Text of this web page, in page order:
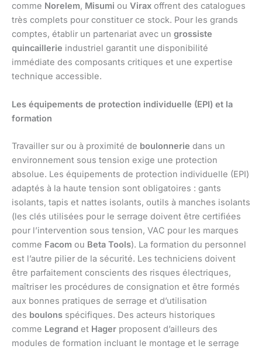
comme Norelem, Misumi ou Virax offrent des catalogues
très complets pour constituer ce stock. Pour les grands
comptes, établir un partenariat avec un grossiste
quincaillerie industriel garantit une disponibilité
immédiate des composants critiques et une expertise
technique accessible.
Les équipements de protection individuelle (EPI) et la
formation
Travailler sur ou à proximité de boulonnerie dans un
environnement sous tension exige une protection
absolue. Les équipements de protection individuelle (EPI)
adaptés à la haute tension sont obligatoires : gants
isolants, tapis et nattes isolants, outils à manches isolants
(les clés utilisées pour le serrage doivent être certifiées
pour l’intervention sous tension, VAC pour les marques
comme Facom ou Beta Tools). La formation du personnel
est l’autre pilier de la sécurité. Les techniciens doivent
être parfaitement conscients des risques électriques,
maîtriser les procédures de consignation et être formés
aux bonnes pratiques de serrage et d’utilisation
des boulons spécifiques. Des acteurs historiques
comme Legrand et Hager proposent d’ailleurs des
modules de formation incluant le montage et le serrage